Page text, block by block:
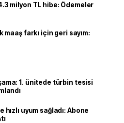
milyon TL hibe: Ödemeler
maaş farkı için geri sayım:
1. ünitede türbin tesisi
uyum sağladı: Abone